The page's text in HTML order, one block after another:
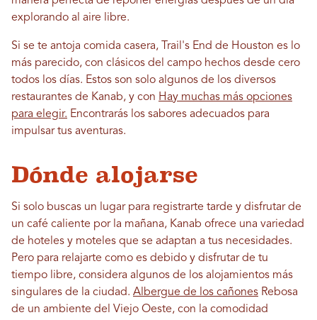
explorando al aire libre.
Si se te antoja comida casera, Trail's End de Houston es lo
más parecido, con clásicos del campo hechos desde cero
todos los días. Estos son solo algunos de los diversos
restaurantes de Kanab, y con Hay muchas más opciones
para elegir. Encontrarás los sabores adecuados para
impulsar tus aventuras.
Dónde alojarse
Si solo buscas un lugar para registrarte tarde y disfrutar de
un café caliente por la mañana, Kanab ofrece una variedad
de hoteles y moteles que se adaptan a tus necesidades.
Pero para relajarte como es debido y disfrutar de tu
tiempo libre, considera algunos de los alojamientos más
singulares de la ciudad. Albergue de los cañones Rebosa
de un ambiente del Viejo Oeste, con la comodidad